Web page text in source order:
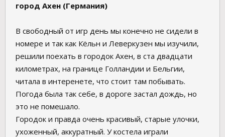
город Ахен (Германия)
В свободный от игр день мы конечно не сидели в
номере и так как Кёльн и Леверкузен мы изучили,
решили поехать в городок Ахен, в ста двадцати
километрах, на границе Голландии и Бельгии,
читала в интеренете, что стоит там побывать.
Погода была так себе, в дороге застал дождь, но
это не помешало.
Городок и правда очень красивый, старые улочки,
ухоженный, аккуратный. У костела играли